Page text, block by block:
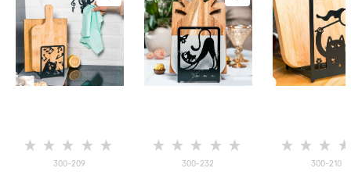
300-209 300-232 300-210